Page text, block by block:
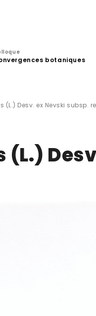
botaniques
(L.) Desv. ex Nevski subsp.